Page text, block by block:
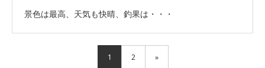
景色は最高、天気も快晴、釣果は・・・
1 2 »